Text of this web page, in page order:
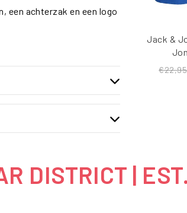
een achterzak en een logo
Jack &
€22,95
DISTRICT |